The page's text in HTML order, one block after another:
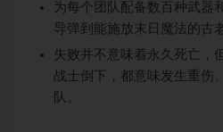
为每个团队配备数百种武器
导弹到能施放末日魔法的古
失败并不意味着永久死亡，
战士倒下，都意味发生重伤
队。